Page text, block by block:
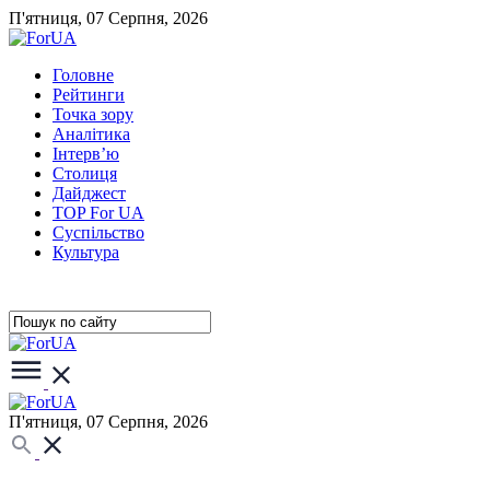
П'ятниця, 07 Серпня, 2026
Головне
Рейтинги
Точка зору
Аналітика
Інтерв’ю
Столиця
Дайджест
TOP For UA
Суспiльство
Культура
П'ятниця, 07 Серпня, 2026